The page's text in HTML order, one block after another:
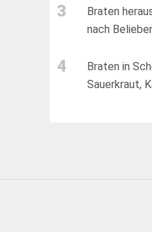
3
Braten
nach
4
Braten in
Sauerkraut,